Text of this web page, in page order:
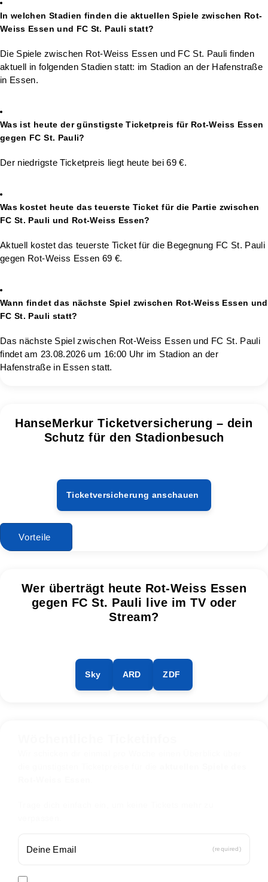
In welchen Stadien finden die aktuellen Spiele zwischen Rot-
Weiss Essen und FC St. Pauli statt?
Die Spiele zwischen Rot-Weiss Essen und FC St. Pauli finden
aktuell in folgenden Stadien statt: im Stadion an der Hafenstraße
in Essen.
Was ist heute der günstigste Ticketpreis für Rot-Weiss Essen
gegen FC St. Pauli?
Der niedrigste Ticketpreis liegt heute bei 69 €.
Was kostet heute das teuerste Ticket für die Partie zwischen
FC St. Pauli und Rot-Weiss Essen?
Aktuell kostet das teuerste Ticket für die Begegnung FC St. Pauli
gegen Rot-Weiss Essen 69 €.
Wann findet das nächste Spiel zwischen Rot-Weiss Essen und
FC St. Pauli statt?
Das nächste Spiel zwischen Rot-Weiss Essen und FC St. Pauli
findet am 23.08.2026 um 16:00 Uhr im Stadion an der
Hafenstraße in Essen statt.
HanseMerkur Ticketversicherung – dein
Schutz für den Stadionbesuch
Ticketversicherung anschauen
Vorteile
Wer überträgt heute Rot-Weiss Essen
gegen FC St. Pauli live im TV oder
Stream?
Sky ARD ZDF
(required)